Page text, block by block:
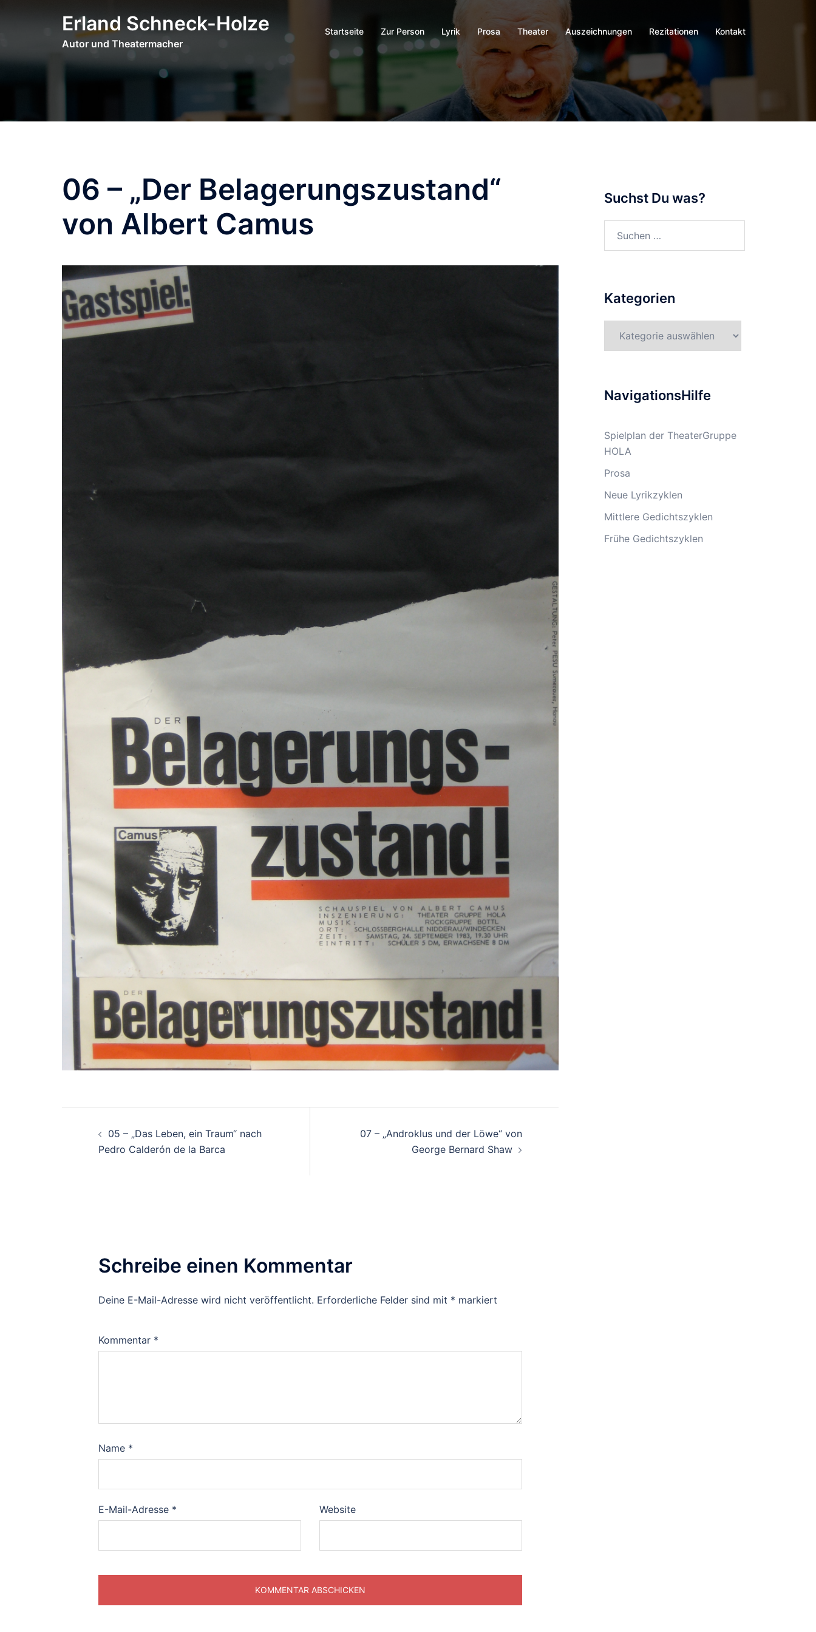
Erland Schneck-Holze
Autor und Theatermacher
Startseite Zur Person Lyrik Prosa Theater Auszeichnungen Rezitationen Kontakt
06 – „Der Belagerungszustand“
von Albert Camus
Beitrags-
Navigation
05 – „Das Leben, ein Traum“ nach
Pedro Calderón de la Barca
07 – „Androklus und der Löwe“ von
George Bernard Shaw
Schreibe einen Kommentar
Deine E-Mail-Adresse wird nicht veröffentlicht. Erforderliche Felder sind mit * markiert
Kommentar *
Name *
E-Mail-Adresse * Website
Suchst Du was?
Kategorien
NavigationsHilfe
Spielplan der TheaterGruppe
HOLA
Prosa
Neue Lyrikzyklen
Mittlere Gedichtszyklen
Frühe Gedichtszyklen